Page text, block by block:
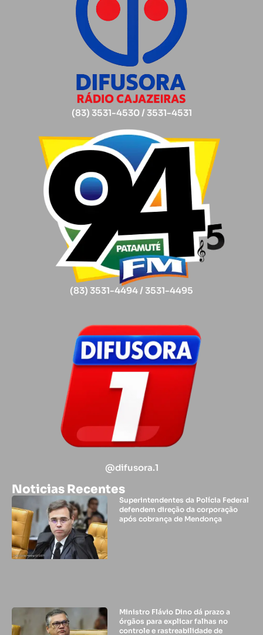
(83) 3531-4530 / 3531-4531
(83) 3531-4494 / 3531-4495
@difusora.1
Noticias Recentes
Superintendentes da Polícia Federal
defendem direção da corporação
após cobrança de Mendonça
Ministro Flávio Dino dá prazo a
órgãos para explicar falhas no
controle e rastreabilidade de